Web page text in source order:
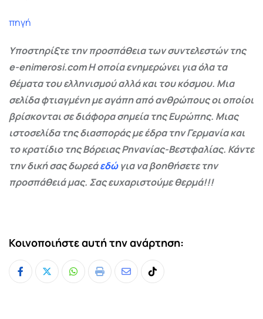
πηγή
Υποστηρίξτε την προσπάθεια των συντελεστών της
e-enimerosi.com Η οποία ενημερώνει για όλα τα
θέματα του ελληνισμού αλλά και του κόσμου. Μια
σελίδα φτιαγμένη με αγάπη από ανθρώπους οι οποίοι
βρίσκονται σε διάφορα σημεία της Ευρώπης. Μιας
ιστοσελίδα της διασποράς με έδρα την Γερμανία και
το κρατίδιο της Βόρειας Ρηνανίας-Βεστφαλίας. Κάντε
την δική σας δωρεάεδώγια να βοηθήσετε την
προσπάθειά μας. Σας ευχαριστούμε θερμά!!!
Κοινοποιήστε αυτή την ανάρτηση:
Whatsapp
Print
ShareTiktok